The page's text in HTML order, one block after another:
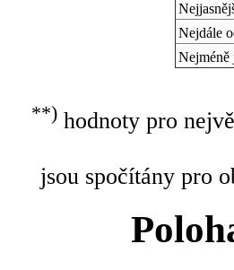
Nejdále
Nejméně
**)hodnoty pro
jsou spočítány pro